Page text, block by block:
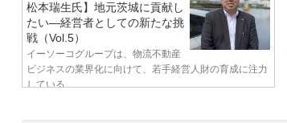
松本瑞生氏】地元茨城に貢献し
たい—経営者としての新たな挑
戦（Vol.5）
イーソーコグループは、物流不動産
ビジネスの業界化に向けて、若手経営人財の育成に注力
している...